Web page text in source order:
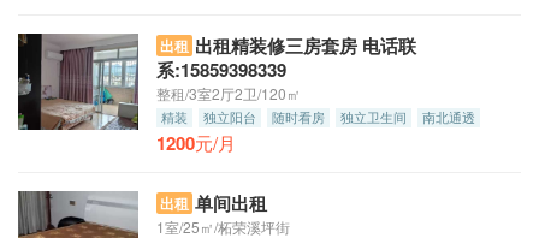
出租 出租精装修三房套房 电话联
系:15859398339
整租/3室2厅2卫/120㎡
精装 独立阳台 随时看房 独立卫生间
南北通透
押一付三
1200元/月
出租 单间出租
1室/25㎡/柘荣溪坪街